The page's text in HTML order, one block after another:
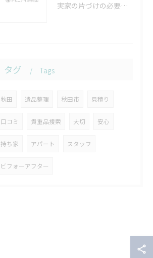
実家の片づけの必要性と秋田県由利本荘市で始める具体的な進め方ガイド
タグ Tags
秋田 遺品整理 秋田市 見積り
口コミ 貴重品捜索 大切 安心
持ち家 アパート スタッフ
ビフォーアフター